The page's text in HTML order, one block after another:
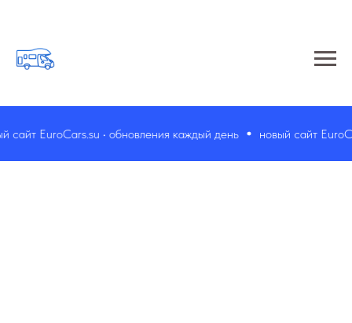
EuroCars.su • обновления каждый день новый сайт